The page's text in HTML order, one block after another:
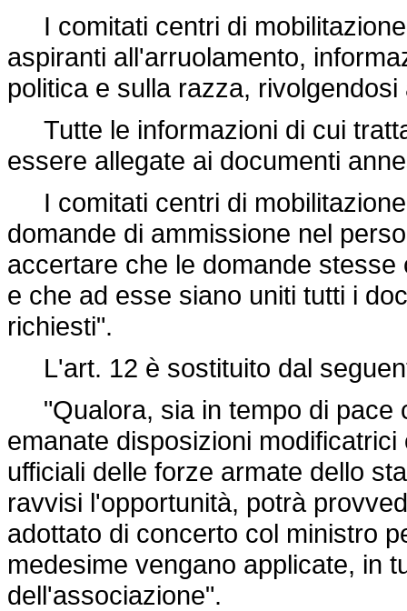
I comitati centri di
aspiranti all'arruolamento,
politica e sulla razza,
Tutte le informazioni di cui
essere allegate ai documenti
I comitati centri di
domande di ammissione nel
accertare che le domande
e che ad esse siano uniti tutti i
richiesti".
L'art. 12 è sostituito dal
"Qualora, sia in tempo di pace
emanate disposizioni
ufficiali delle forze armate dello
ravvisi l'opportunità, potrà
adottato di concerto col ministro
medesime vengano applicate, in
dell'associazione".